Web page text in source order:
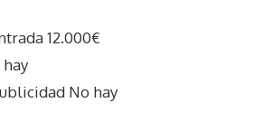
12.000€
No hay